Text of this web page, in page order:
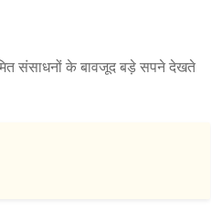
संसाधनों के बावजूद बड़े सपने देखते